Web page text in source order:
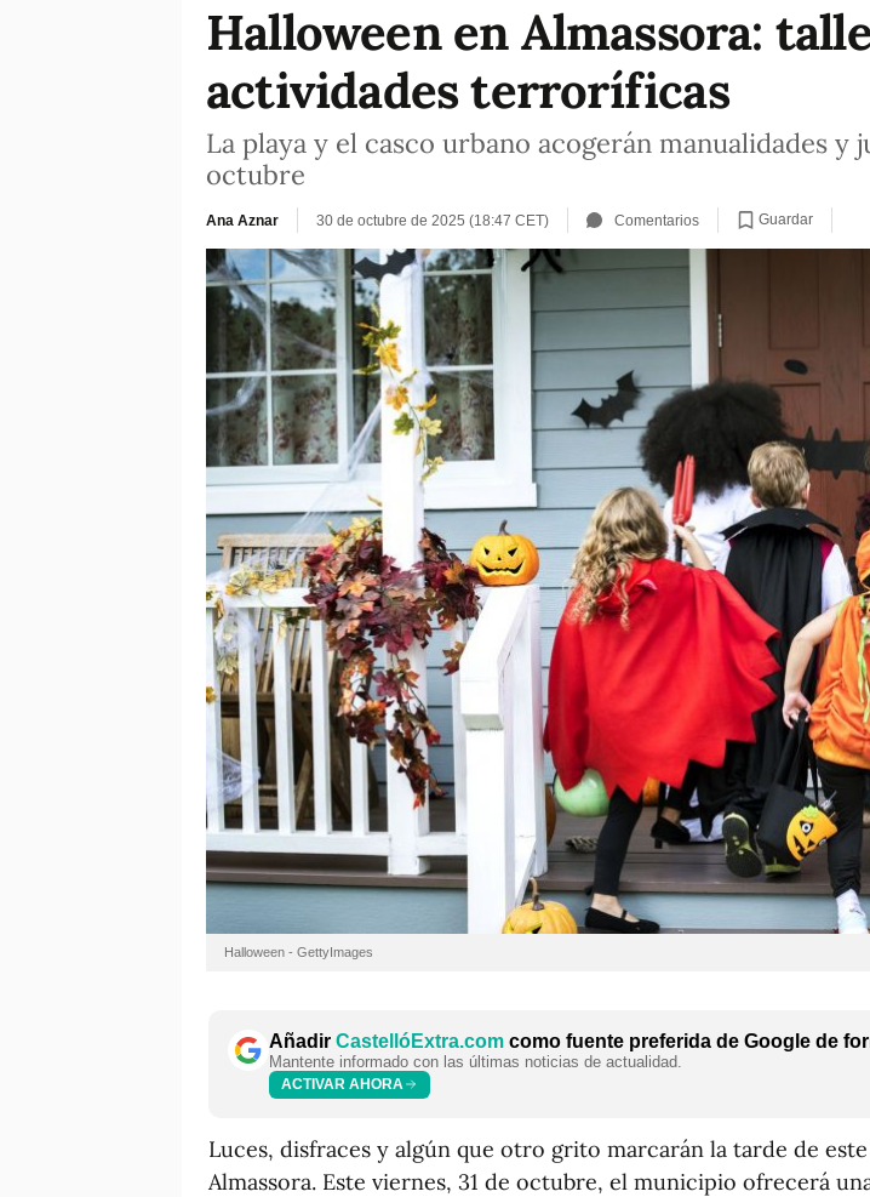
Halloween en Almassora:
actividades terroríficas
La playa y el casco urbano acogerán manualidades y
octubre
Ana Aznar 30 de octubre de 2025 (18:47 CET) Comentarios Guardar
Halloween - GettyImages
Añadir CastellóExtra.com como fuente preferida de Google de
Mantente informado con las últimas noticias de actualidad.
ACTIVAR AHORA
Luces, disfraces y algún que otro grito marcarán la tarde de
Almassora. Este viernes, 31 de octubre, el municipio ofrecerá